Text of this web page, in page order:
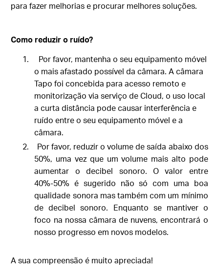
para fazer melhorias e procurar melhores soluções.
Como reduzir o ruído?
1. Por favor, mantenha o seu equipamento móvel
o mais afastado possível da câmara. A câmara
Tapo foi concebida para acesso remoto e
monitorização via serviço de Cloud, o uso local
a curta distância pode causar interferência e
ruído entre o seu equipamento móvel e a
câmara.
2. Por favor, reduzir o volume de saída abaixo dos
50%, uma vez que um volume mais alto pode
aumentar o decibel sonoro. O valor entre
40%-50% é sugerido não só com uma boa
qualidade sonora mas também com um mínimo
de decibel sonoro. Enquanto se mantiver o
foco na nossa câmara de nuvens, encontrará o
nosso progresso em novos modelos.
A sua compreensão é muito apreciada!